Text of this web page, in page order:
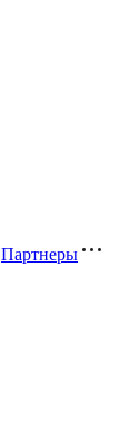
Партнеры